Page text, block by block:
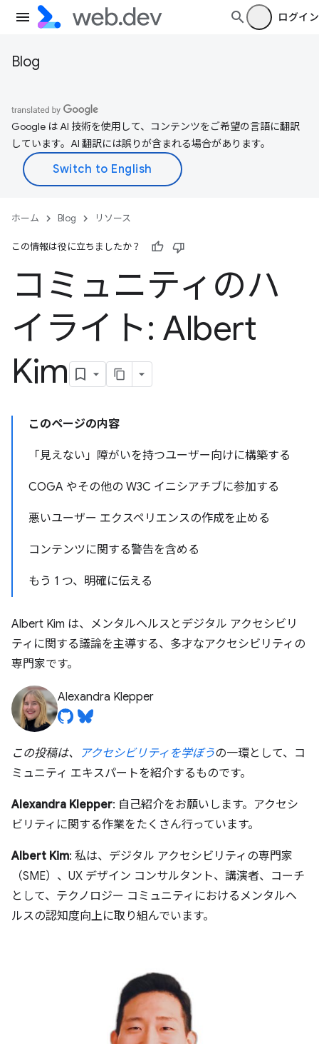
ログイン
Blog
Google は AI 技術を使用して、コンテンツをご希望の言語に翻訳
しています。AI 翻訳には誤りが含まれる場合があります。
ホーム Blog リソース
この情報は役に立ちましたか？
コミュニティのハ
イライト: Albert
Kim
このページの内容
「見えない」障がいを持つユーザー向けに構築する
COGA やその他の W3C イニシアチブに参加する
悪いユーザー エクスペリエンスの作成を止める
コンテンツに関する警告を含める
もう 1 つ、明確に伝える
Albert Kim は、メンタルヘルスとデジタル アクセシビリ
ティに関する議論を主導する、多才なアクセシビリティの
専門家です。
Alexandra Klepper
この投稿は、 アクセシビリティを学ぼうの一環として、コ
ミュニティ エキスパートを紹介するものです。
Alexandra Klepper: 自己紹介をお願いします。アクセシ
ビリティに関する作業をたくさん行っています。
Albert Kim: 私は、デジタル アクセシビリティの専門家
（SME）、UX デザイン コンサルタント、講演者、コーチ
として、テクノロジー コミュニティにおけるメンタルヘ
ルスの認知度向上に取り組んでいます。